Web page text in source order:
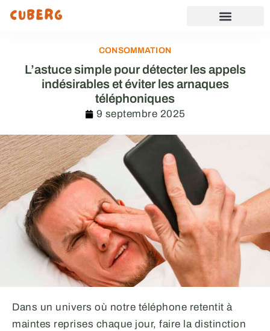
CONSOMMATION
L’astuce simple pour détecter les appels
indésirables et éviter les arnaques
téléphoniques
9 septembre 2025
Dans un univers où notre téléphone retentit à
maintes reprises chaque jour, faire la distinction